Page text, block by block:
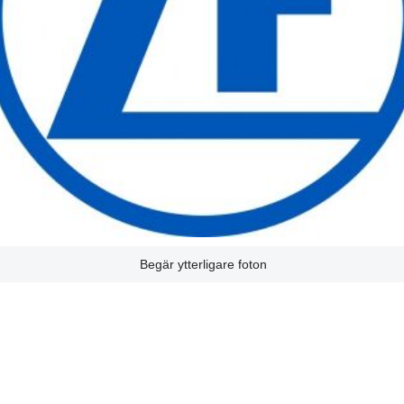
Begär ytterligare foton